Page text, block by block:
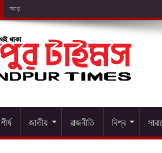
সাড়ে ৬ বছরে মোটরসাইকেল দুর
শীর্ষ জাতীয় রাজনীতি বিশ্ব